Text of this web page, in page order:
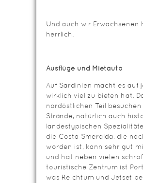
Und auch wir
herrlich.
Ausflüge und Mietauto
Auf Sardinien macht es auf
wirklich viel zu bieten hat.
nordöstlichen Teil
Strände, natürlich auch
landestypischen
die Costa Smeralda, die
worden ist, kann sehr gut
und hat neben vielen
touristische Zentrum ist
was Reichtum und Jetset